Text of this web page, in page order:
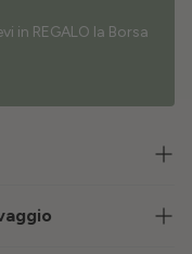
in REGALO la Borsa